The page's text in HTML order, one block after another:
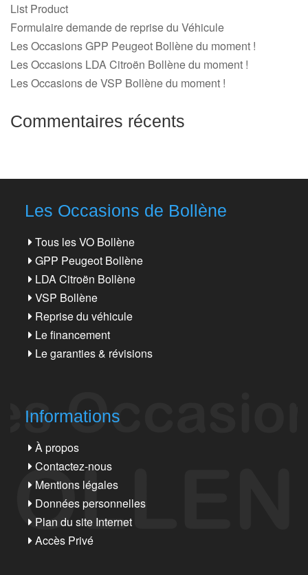
List Product
Formulaire demande de reprise du Véhicule
Les Occasions GPP Peugeot Bollène du moment !
Les Occasions LDA Citroën Bollène du moment !
Les Occasions de VSP Bollène du moment !
Commentaires récents
Les Occasions de Bollène
Tous les VO Bollène
GPP Peugeot Bollène
LDA Citroën Bollène
VSP Bollène
Reprise du véhicule
Le financement
Le garanties & révisions
Informations
À propos
Contactez-nous
Mentions légales
Données personnelles
Plan du site Internet
Accès Privé